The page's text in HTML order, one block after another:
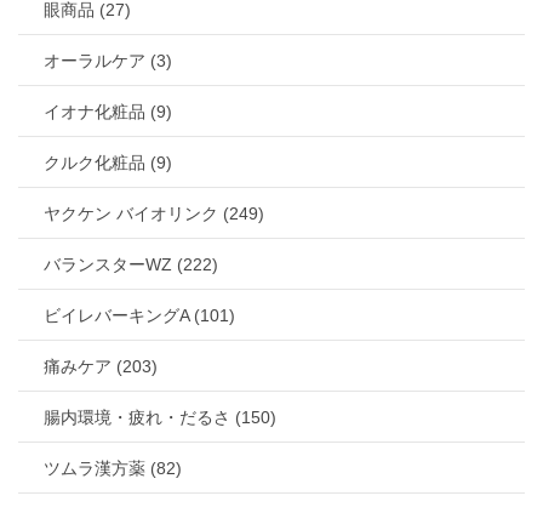
眼商品 (27)
オーラルケア (3)
イオナ化粧品 (9)
クルク化粧品 (9)
ヤクケン バイオリンク (249)
バランスターWZ (222)
ビイレバーキングA (101)
痛みケア (203)
腸内環境・疲れ・だるさ (150)
ツムラ漢方薬 (82)